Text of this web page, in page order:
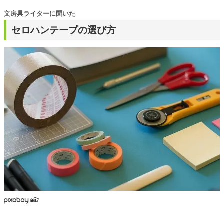
セロハンテープの選び方
文房具ライターに聞いた